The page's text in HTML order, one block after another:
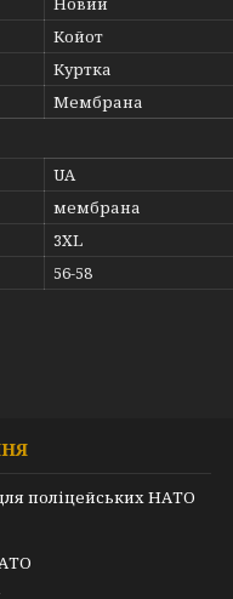
Койот
Куртка
Мембрана
UA
мембрана
3XL
56-58
поліцейських НАТО